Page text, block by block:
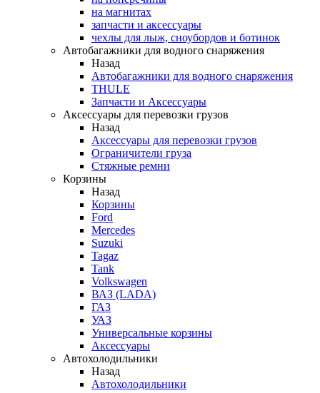
на магнитах
запчасти и аксессуары
чехлы для лыж, сноубордов и ботинок
Автобагажники для водного снаряжения
Назад
Автобагажники для водного снаряжения
THULE
Запчасти и Аксессуары
Аксессуары для перевозки грузов
Назад
Аксессуары для перевозки грузов
Ограничители груза
Стяжные ремни
Корзины
Назад
Корзины
Ford
Mercedes
Suzuki
Tagaz
Tank
Volkswagen
ВАЗ (LADA)
ГАЗ
УАЗ
Универсальные корзины
Аксессуары
Автохолодильники
Назад
Автохолодильники